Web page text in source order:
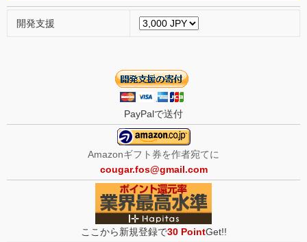
開発支援
PayPalで送付
Amazonギフト券を作者宛てに
cougar.fos@gmail.com
ここから新規登録で30 PointGet!!